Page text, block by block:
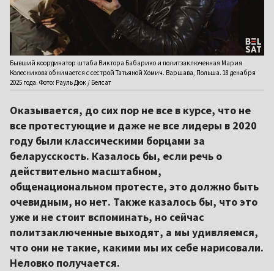
Бывший координатор штаба Виктора Бабарико и политзаключенная Мария
Колесникова обнимается с сестрой Татьяной Хомич. Варшава, Польша. 18 декабря
2025 года. Фото: Рауль Дюк / Белсат
Оказывается, до сих пор не все в курсе, что не
все протестующие и даже не все лидеры в 2020
году были классическими борцами за
беларусскость. Казалось бы, если речь о
действительно масштабном,
общенациональном протесте, это должно быть
очевидным, но нет. Также казалось бы, что это
уже и не стоит вспоминать, но сейчас
политзаключенные выходят, а мы удивляемся,
что они не такие, какими мы их себе нарисовали.
Неловко получается.